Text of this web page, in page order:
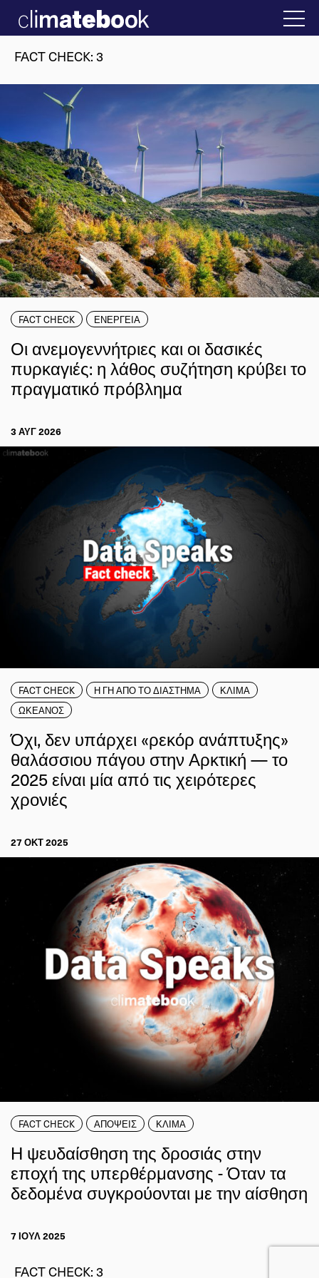
22 ΙΑΝ 2026 2025 Η άβολη αλήθεια
FACT CHECK:3
FACT CHECK ΕΝΕΡΓΕΙΑ
Οι ανεμογεννήτριες και οι δασικές
πυρκαγιές: η λάθος συζήτηση κρύβει το
πραγματικό πρόβλημα
3 ΑΥΓ 2026
FACT CHECK Η ΓΗ ΑΠΟ ΤΟ ΔΙΑΣΤΗΜΑ
ΚΛΙΜΑ
ΩΚΕΑΝΟΣ
Όχι, δεν υπάρχει «ρεκόρ ανάπτυξης»
θαλάσσιου πάγου στην Αρκτική — το
2025 είναι μία από τις χειρότερες
χρονιές
27 ΟΚΤ 2025
FACT CHECK ΑΠΟΨΕΙΣ ΚΛΙΜΑ
Η ψευδαίσθηση της δροσιάς στην
εποχή της υπερθέρμανσης - Όταν τα
δεδομένα συγκρούονται με την αίσθηση
7 ΙΟΥΛ 2025
FACT CHECK:3